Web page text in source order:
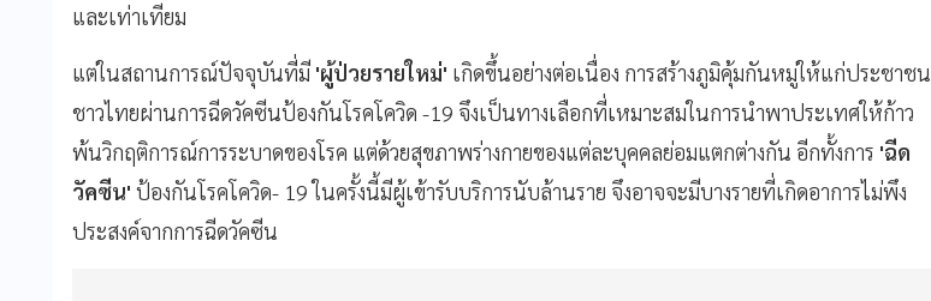
และเท่าเทียม
แต่ในสถานการณ์ปัจจุบันที่มี 'ผู้ป่วยรายใหม่' เกิดขึ้นอย่างต่อเนื่อง การสร้างภูมิคุ้มกันหมู่ให้แก่ประชาชน
ชาวไทยผ่านการฉีดวัคซีนป้องกันโรคโควิด -19 จึงเป็นทางเลือกที่เหมาะสมในการนำพาประเทศให้ก้าว
พ้นวิกฤติการณ์การระบาดของโรค แต่ด้วยสุขภาพร่างกายของแต่ละบุคคลย่อมแตกต่างกัน อีกทั้งการ 'ฉีด
วัคซีน' ป้องกันโรคโควิด- 19 ในครั้งนี้มีผู้เข้ารับบริการนับล้านราย จึงอาจจะมีบางรายที่เกิดอาการไม่พึง
ประสงค์จากการฉีดวัคซีน